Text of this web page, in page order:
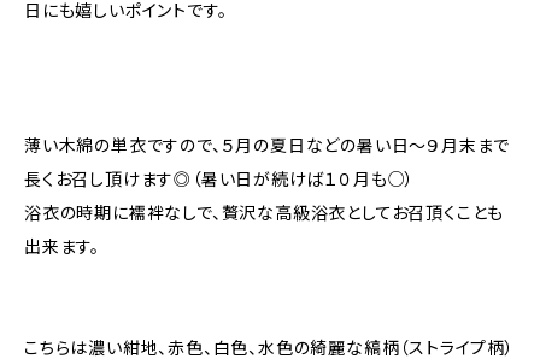
日にも嬉しいポイントです。
薄い木綿の単衣ですので、５月の夏日などの暑い日～９月末まで
長くお召し頂けます◎（暑い日が続けば１０月も○）
浴衣の時期に襦袢なしで、贅沢な高級浴衣としてお召頂くことも
出来ます。
こちらは濃い紺地、赤色、白色、水色の綺麗な縞柄（ストライプ柄）